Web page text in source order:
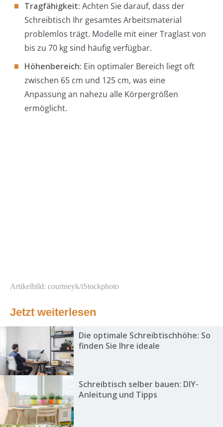
Tragfähigkeit: Achten Sie darauf, dass der
Schreibtisch Ihr gesamtes Arbeitsmaterial
problemlos trägt. Modelle mit einer Traglast von
bis zu 70 kg sind häufig verfügbar.
Höhenbereich: Ein optimaler Bereich liegt oft
zwischen 65 cm und 125 cm, was eine
Anpassung an nahezu alle Körpergrößen
ermöglicht.
Artikelbild: courtneyk/iStockphoto
Jetzt weiterlesen
Die optimale Schreibtischhöhe: So
finden Sie Ihre ideale
Schreibtisch selber bauen: DIY-
Anleitung und Tipps